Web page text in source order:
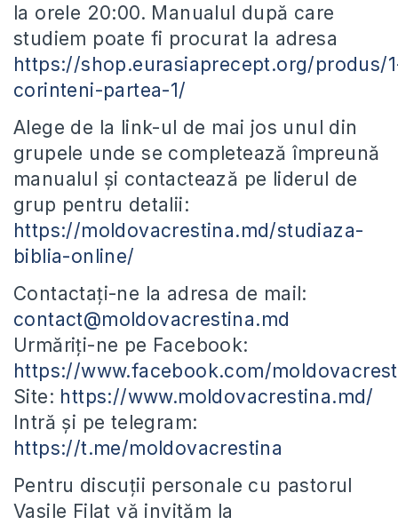
la orele 20:00. Manualul după care
studiem poate fi procurat la adresa
https://shop.eurasiaprecept.org/produs/
corinteni-partea-1/
Alege de la link-ul de mai jos unul din
grupele unde se completează împreună
manualul și contactează pe liderul de
grup pentru detalii:
https://moldovacrestina.md/studiaza-
biblia-online/
Contactați-ne la adresa de mail:
contact@moldovacrestina.md
Urmăriți-ne pe Facebook:
https://www.facebook.com/
Site: https://www.moldovacrestina.md/
Intră și pe telegram:
https://t.me/moldovacrestina
Pentru discuții personale cu pastorul
Vasile Filat vă invităm la